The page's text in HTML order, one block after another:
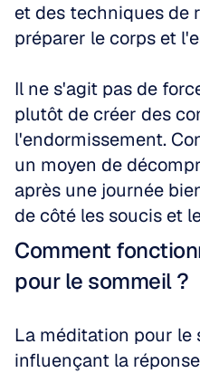
et des techniques de
préparer le corps et
Il ne s'agit pas de
plutôt de créer des
l'endormissement.
un moyen de
après une journée
de côté les soucis et
Comment
pour le sommeil ?
La méditation pour le
influençant la